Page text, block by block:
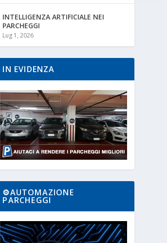
INTELLIGENZA ARTIFICIALE NEI
PARCHEGGI
Lug 1, 2026
IN EVIDENZA
⚙️AUTOMAZIONE
PARCHEGGI